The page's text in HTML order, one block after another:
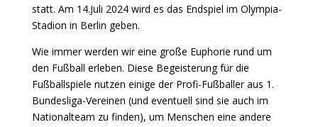
statt. Am 14.Juli 2024 wird es das Endspiel im Olympia-
Stadion in Berlin geben.
Wie immer werden wir eine große Euphorie rund um
den Fußball erleben. Diese Begeisterung für die
Fußballspiele nutzen einige der Profi-Fußballer aus 1.
Bundesliga-Vereinen (und eventuell sind sie auch im
Nationalteam zu finden), um Menschen eine andere